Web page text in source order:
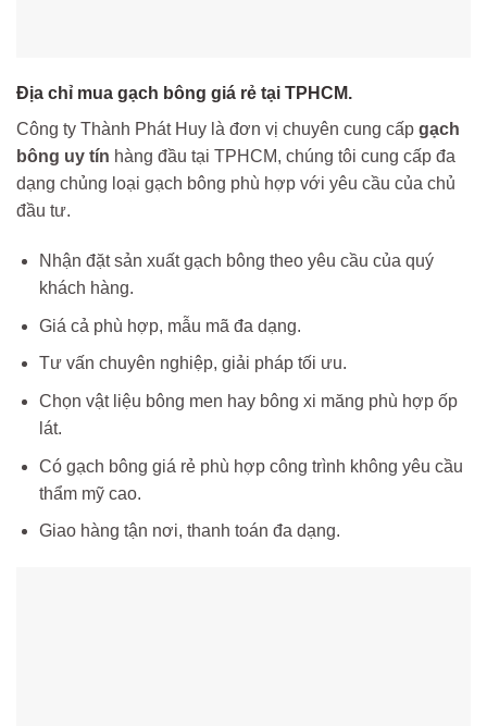
Địa chỉ mua gạch bông giá rẻ tại TPHCM.
Công ty Thành Phát Huy là đơn vị chuyên cung cấp gạch
bông uy tín hàng đầu tại TPHCM, chúng tôi cung cấp đa
dạng chủng loại gạch bông phù hợp với yêu cầu của chủ
đầu tư.
Nhận đặt sản xuất gạch bông theo yêu cầu của quý
khách hàng.
Giá cả phù hợp, mẫu mã đa dạng.
Tư vấn chuyên nghiệp, giải pháp tối ưu.
Chọn vật liệu bông men hay bông xi măng phù hợp ốp
lát.
Có gạch bông giá rẻ phù hợp công trình không yêu cầu
thẩm mỹ cao.
Giao hàng tận nơi, thanh toán đa dạng.